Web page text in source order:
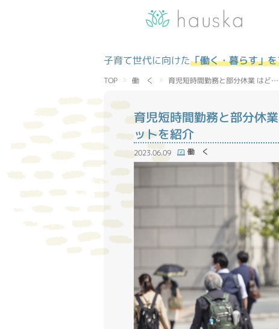
子育て世代に向けた「働く・暮らす」
TOP 働 く 育児短時間勤務と部分休業 はど…
育児短時間勤務と部分休
ットを紹介
2023.06.09 働 く